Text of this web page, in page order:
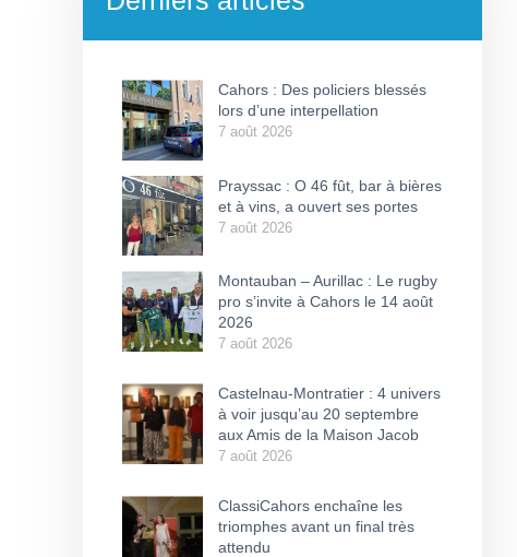
Cahors : Des policiers blessés
lors d’une interpellation
7 août 2026
Prayssac : O 46 fût, bar à bières
et à vins, a ouvert ses portes
7 août 2026
Montauban – Aurillac : Le rugby
pro s’invite à Cahors le 14 août
2026
7 août 2026
Castelnau-Montratier : 4 univers
à voir jusqu’au 20 septembre
aux Amis de la Maison Jacob
7 août 2026
ClassiCahors enchaîne les
triomphes avant un final très
attendu